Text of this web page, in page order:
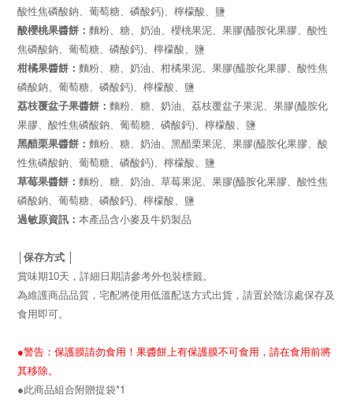
酸性焦磷酸鈉、葡萄糖、磷酸鈣)、檸檬酸、鹽
酸櫻桃果醬餅 ： 麵粉、糖、奶油、櫻桃果泥、果膠(醯胺化果膠、酸性
焦磷酸鈉、葡萄糖、磷酸鈣)、檸檬酸、鹽
柑橘果醬餅 ： 麵粉、糖、奶油、柑橘果泥、果膠(醯胺化果膠、酸性焦
磷酸鈉、葡萄糖、磷酸鈣)、檸檬酸、鹽
荔枝覆盆子果醬餅 ： 麵粉、糖、奶油、荔枝覆盆子果泥、果膠(醯胺化
果膠、酸性焦磷酸鈉、葡萄糖、磷酸鈣)、檸檬酸、鹽
黑醋栗果醬餅 ： 麵粉、糖、奶油、黑醋栗果泥、果膠(醯胺化果膠、酸
性焦磷酸鈉、葡萄糖、磷酸鈣)、檸檬酸、鹽
草莓果醬餅 ： 麵粉、糖、奶油、草莓果泥、果膠(醯胺化果膠、酸性焦
磷酸鈉、葡萄糖、磷酸鈣)、檸檬酸、鹽
過敏原資訊： 本產品含小麥及牛奶製品
│保存方式 │
賞味期10天，詳細日期請參考外包裝標籤。
為維護商品品質，宅配將使用低溫配送方式出貨，請置於陰涼處保存及
食用即可。
●警告：保護膜請勿食用！果醬餅上有保護膜不可食用，請在食用前將
其移除。
●此商品組合附贈提袋*1